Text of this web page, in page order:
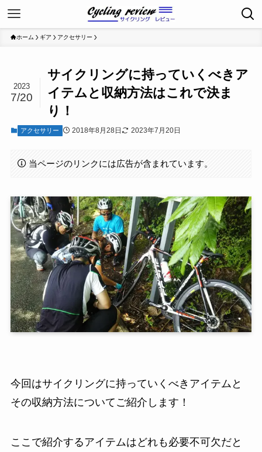
ホーム ギア アクセサリー
サイクリングに持っていくべきア
イテムと収納方法はこれで決ま
り！
2023
7/20
アクセサリー 2018年8月28日 2023年7月20日
当ページのリンクには広告が含まれています。
今回はサイクリングに持っていくべきアイテムと
その収納方法についてご紹介します！
ここで紹介するアイテムはどれも必要不可欠だと